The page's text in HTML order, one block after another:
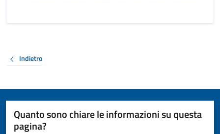
Indietro
Quanto sono chiare le informazioni su questa
pagina?